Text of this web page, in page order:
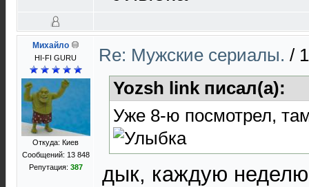
Михайло
HI-FI GURU
Откуда: Киев
Сообщений: 13 848
Репутация: 387
Re: Мужские сериалы. /
Yozsh link писал(а):
Уже 8-ю посмотрел,
дык, каждую